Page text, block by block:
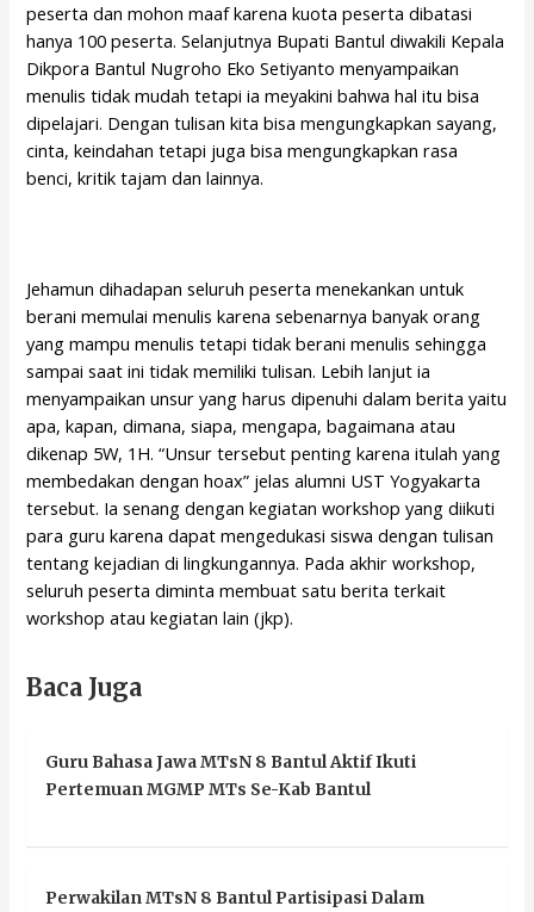
peserta dan mohon maaf karena kuota peserta dibatasi
hanya 100 peserta. Selanjutnya Bupati Bantul diwakili Kepala
Dikpora Bantul Nugroho Eko Setiyanto menyampaikan
menulis tidak mudah tetapi ia meyakini bahwa hal itu bisa
dipelajari. Dengan tulisan kita bisa mengungkapkan sayang,
cinta, keindahan tetapi juga bisa mengungkapkan rasa
benci, kritik tajam dan lainnya.
Jehamun dihadapan seluruh peserta menekankan untuk
berani memulai menulis karena sebenarnya banyak orang
yang mampu menulis tetapi tidak berani menulis sehingga
sampai saat ini tidak memiliki tulisan. Lebih lanjut ia
menyampaikan unsur yang harus dipenuhi dalam berita yaitu
apa, kapan, dimana, siapa, mengapa, bagaimana atau
dikenap 5W, 1H. “Unsur tersebut penting karena itulah yang
membedakan dengan hoax” jelas alumni UST Yogyakarta
tersebut. Ia senang dengan kegiatan workshop yang diikuti
para guru karena dapat mengedukasi siswa dengan tulisan
tentang kejadian di lingkungannya. Pada akhir workshop,
seluruh peserta diminta membuat satu berita terkait
workshop atau kegiatan lain (jkp).
Baca Juga
Guru Bahasa Jawa MTsN 8 Bantul Aktif Ikuti
Pertemuan MGMP MTs Se-Kab Bantul
Perwakilan MTsN 8 Bantul Partisipasi Dalam